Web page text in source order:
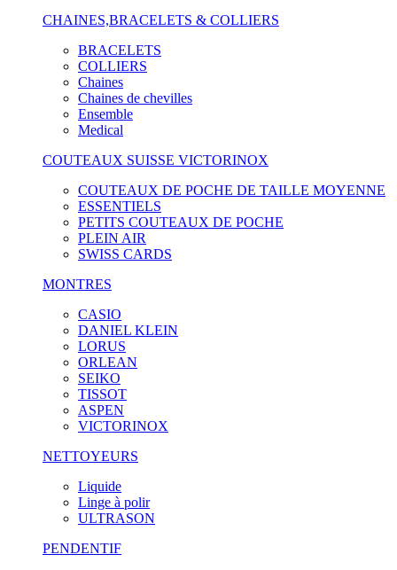
CHAINES,BRACELETS & COLLIERS
BRACELETS
COLLIERS
Chaines
Chaines de chevilles
Ensemble
Medical
COUTEAUX SUISSE VICTORINOX
COUTEAUX DE POCHE DE TAILLE MOYENNE
ESSENTIELS
PETITS COUTEAUX DE POCHE
PLEIN AIR
SWISS CARDS
MONTRES
CASIO
DANIEL KLEIN
LORUS
ORLEAN
SEIKO
TISSOT
ASPEN
VICTORINOX
NETTOYEURS
Liquide
Linge à polir
ULTRASON
PENDENTIF